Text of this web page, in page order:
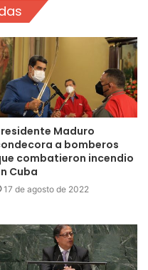
Maduro
a bomberos
combatieron incendio
Cuba
17 de agosto de 2022